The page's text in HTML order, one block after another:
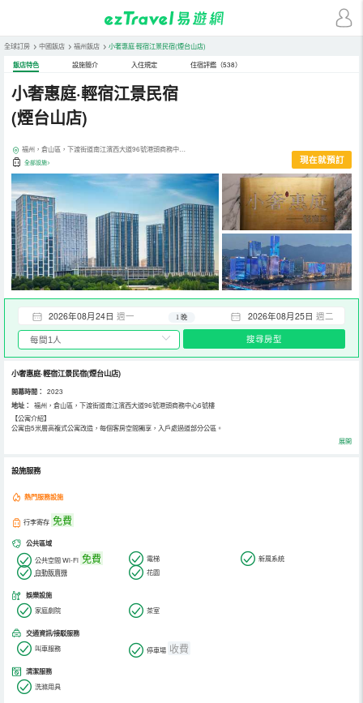
全球訂房 > 中國飯店 > 福州飯店 > 小奢惠庭·輕宿江景民宿(煙台山店)
飯店特色 設施簡介 入住規定 住宿評鑑（538）
小奢惠庭·輕宿江景民宿
(煙台山店)
福州，倉山區，下渡街道南江濱西大道96號港頭商務中心6號樓
全部設施> 現在就預訂
2026年08月24日 週一 2026年08月25日 週二
1 晚
搜尋房型
小奢惠庭·輕宿江景民宿(煙台山店)
開幕時間： 2023
地址：
福州，倉山區，下渡街道南江濱西大道96號港頭商務中心6號樓
【公寓介紹】
公寓由5米層高複式公寓改造，每個客房空間獨享，入戶處過道部分公區。
“輕宿”，打造全新的城市公寓，讓你在城市喧嚷中，找到一個安靜的地方在這裡，在這樣“輕鬆”、“輕質”的環境里，你可
簡約輕奢的設計風格，木製感牆板搭配奢石大板，加上黃銅質感的燈具和五金，給人營造一種簡奢、安靜放鬆的氛圍，
足不出戶，便可“白天看閩江，晚上看燈光”。
1.衛生間採用乾溼分離格局，獨立馬桶間和淋浴間，並配有獨立浴缸，每個房間都可以看到閩江；
2.房間使用電動窗簾，智能馬桶，智能音響和觸屏開關面板等；
3.所有房間使用雙層彈簧乳膠床墊，“天夢之床”體驗，床上用品使用羽絨被芯，乳膠枕和軟枕雙選擇，80支純棉六件
套。
展開
設施服務
熱門服務設施
行李寄存 免費
公共區域
公共空間 Wi-Fi 免費 電梯
新風系統
自動販賣機
花園
娛樂設施
家庭劇院 茶室
交通資訊/接駁服務
叫車服務 停車場 收費
清潔服務
洗滌用具